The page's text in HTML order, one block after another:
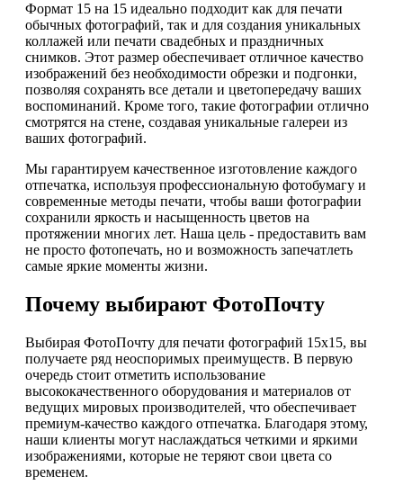
Формат 15 на 15 идеально подходит как для печати
обычных фотографий, так и для создания уникальных
коллажей или печати свадебных и праздничных
снимков. Этот размер обеспечивает отличное качество
изображений без необходимости обрезки и подгонки,
позволяя сохранять все детали и цветопередачу ваших
воспоминаний. Кроме того, такие фотографии отлично
смотрятся на стене, создавая уникальные галереи из
ваших фотографий.
Мы гарантируем качественное изготовление каждого
отпечатка, используя профессиональную фотобумагу и
современные методы печати, чтобы ваши фотографии
сохранили яркость и насыщенность цветов на
протяжении многих лет. Наша цель - предоставить вам
не просто фотопечать, но и возможность запечатлеть
самые яркие моменты жизни.
Почему выбирают ФотоПочту
Выбирая ФотоПочту для печати фотографий 15х15, вы
получаете ряд неоспоримых преимуществ. В первую
очередь стоит отметить использование
высококачественного оборудования и материалов от
ведущих мировых производителей, что обеспечивает
премиум-качество каждого отпечатка. Благодаря этому,
наши клиенты могут наслаждаться четкими и яркими
изображениями, которые не теряют свои цвета со
временем.